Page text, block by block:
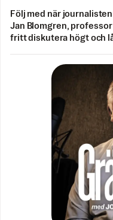
Följ med när
Jan Blomgren,
fritt diskutera högt och